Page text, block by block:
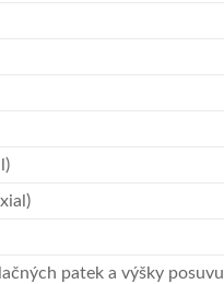
patek a výšky posuvu